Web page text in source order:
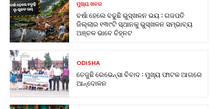
ମୁଖ୍ୟ ଖବର
ବର୍ଷା ହେଲେ ବଢୁଛି ଭୁସ୍ଖଳନ ଭୟ : ଗଜପତି
ଜିଲ୍ଲାର ୧୩୯ଟି ସ୍ଥାନକୁ ଭୁସ୍ଖଳନ ସମ୍ଭାବ୍ୟ
ଅଞ୍ଚଳ ଭାବେ ଚିହ୍ନଟ
ODISHA
ତେଜୁଛି ରେଭେନ୍ସା ବିବାଦ : ମୁଖ୍ୟ ଫାଟକ ଆଗରେ
ଆନ୍ଦୋଳନ